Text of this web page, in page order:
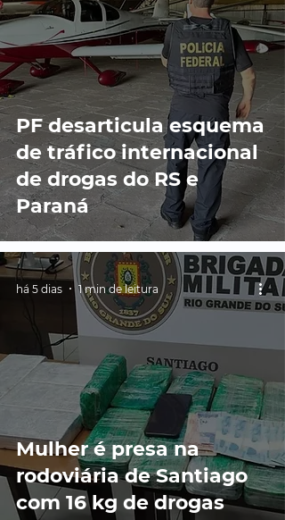
PF desarticula esquema
de tráfico internacional
de drogas do RS e
Paraná
Mulher é presa na
rodoviária de Santiago
com 16 kg de drogas
há 5 dias 1 min de leitura